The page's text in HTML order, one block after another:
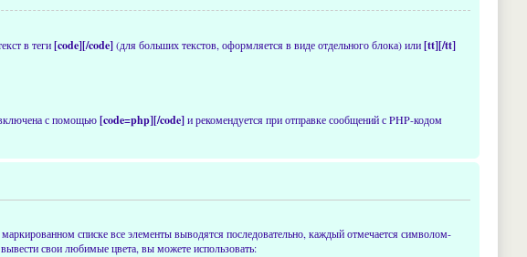
в теги[code][/code](для больших текстов, оформляется в виде отдельного блока) или[tt][/tt]
включена с помощью[code=php][/code]и рекомендуется при отправке сообщений с PHP-кодом
списке все элементы выводятся последовательно, каждый отмечается символом-
свои любимые цвета, вы можете использовать: